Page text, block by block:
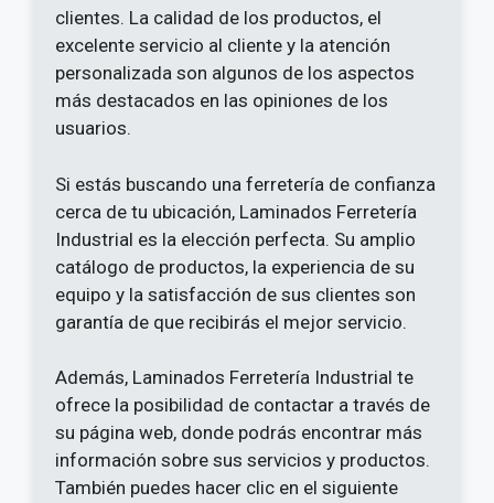
clientes. La calidad de los productos, el
excelente servicio al cliente y la atención
personalizada son algunos de los aspectos
más destacados en las opiniones de los
usuarios.
Si estás buscando una ferretería de confianza
cerca de tu ubicación, Laminados Ferretería
Industrial es la elección perfecta. Su amplio
catálogo de productos, la experiencia de su
equipo y la satisfacción de sus clientes son
garantía de que recibirás el mejor servicio.
Además, Laminados Ferretería Industrial te
ofrece la posibilidad de contactar a través de
su página web, donde podrás encontrar más
información sobre sus servicios y productos.
También puedes hacer clic en el siguiente